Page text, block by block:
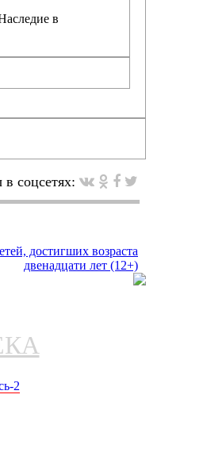
в
соцсетях:
2